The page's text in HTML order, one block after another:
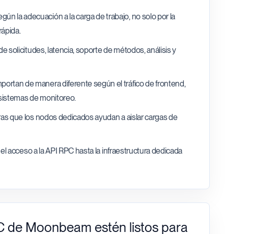
la adecuación a la carga de trabajo, no solo por la
solicitudes, latencia, soporte de métodos, análisis y
de manera diferente según el tráfico de frontend,
de monitoreo.
que los nodos dedicados ayudan a aislar cargas de
acceso a la API RPC hasta la infraestructura dedicada
de Moonbeam estén listos para